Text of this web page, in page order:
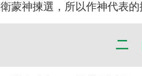
蒙神揀選，所以作神代表
二